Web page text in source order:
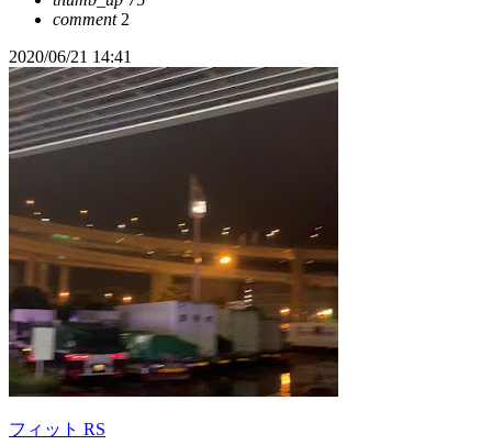
comment2
2020/06/21 14:41
フィット RS